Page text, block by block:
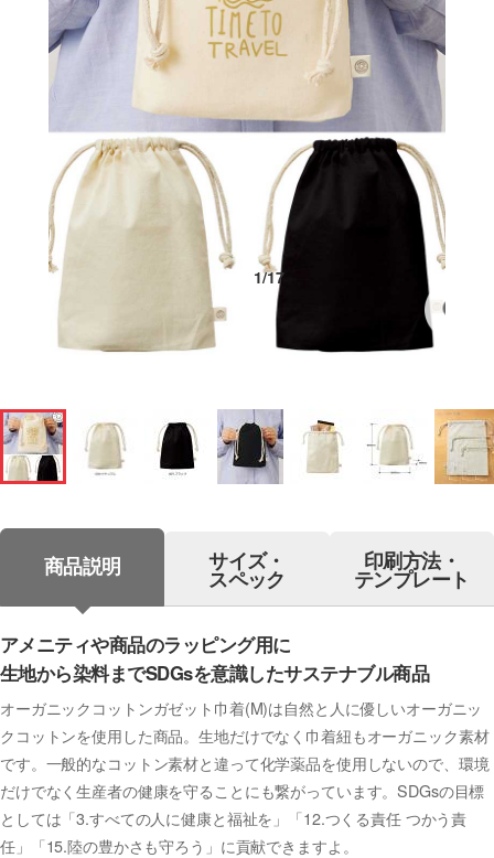
1/17
商品説明 サイズ・
スペック
印刷方法・
テンプレート
アメニティや商品のラッピング用に
生地から染料までSDGsを意識したサステナブル商品
オーガニックコットンガゼット巾着(M)は自然と人に優しいオーガニッ
クコットンを使用した商品。生地だけでなく巾着紐もオーガニック素材
です。一般的なコットン素材と違って化学薬品を使用しないので、環境
だけでなく生産者の健康を守ることにも繋がっています。SDGsの目標
としては「3.すべての人に健康と福祉を」「12.つくる責任 つかう責
任」「15.陸の豊かさも守ろう」に貢献できますよ。